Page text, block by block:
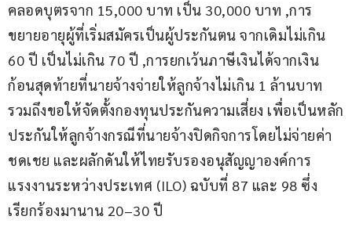
คลอดบุตรจาก 15,000 บาท เป็น 30,000 บาท ,การ
ขยายอายุผู้ที่เริ่มสมัครเป็นผู้ประกันตน จากเดิมไม่เกิน
60 ปี เป็นไม่เกิน 70 ปี ,การยกเว้นภาษีเงินได้จากเงิน
ก้อนสุดท้ายที่นายจ้างจ่ายให้ลูกจ้างไม่เกิน 1 ล้านบาท
รวมถึงขอให้จัดตั้งกองทุนประกันความเสี่ยง เพื่อเป็นหลัก
ประกันให้ลูกจ้างกรณีที่นายจ้างปิดกิจการโดยไม่จ่ายค่า
ชดเชย และผลักดันให้ไทยรับรองอนุสัญญาองค์การ
แรงงานระหว่างประเทศ (ILO) ฉบับที่ 87 และ 98 ซึ่ง
เรียกร้องมานาน 20–30 ปี